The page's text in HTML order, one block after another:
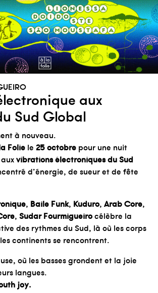
aux
Sud Global
à nouveau.
Folie le 25 octobre pour une nuit
vibrations électroniques du Sud
d’énergie, de sueur et de fête
, Baile Funk, Kuduro, Arab Core,
, Sudar Fourmigueiro célèbre la
des rythmes du Sud, là où les corps
continents se rencontrent.
où les basses grondent et la joie
langues.
joy.